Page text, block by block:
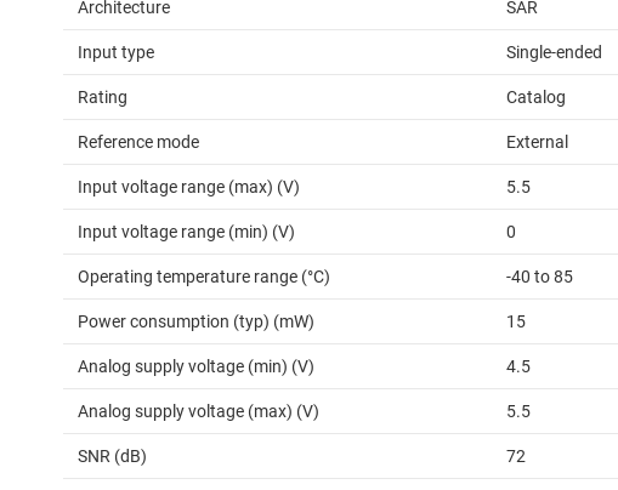
Architecture SAR
Input type Single-ended
Rating Catalog
Reference mode External
Input voltage range (max) (V) 5.5
Input voltage range (min) (V) 0
Operating temperature range (°C) -40 to 85
Power consumption (typ) (mW) 15
Analog supply voltage (min) (V) 4.5
Analog supply voltage (max) (V) 5.5
SNR (dB) 72